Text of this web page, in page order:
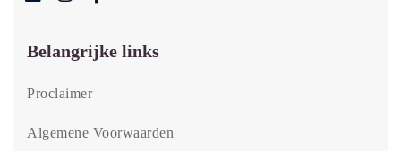
Belangrijke links
Proclaimer
Algemene Voorwaarden